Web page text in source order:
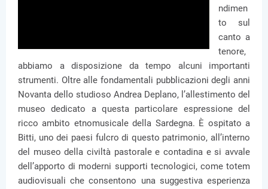
ndimen
to sul
canto a
tenore,
abbiamo a disposizione da tempo alcuni importanti
strumenti. Oltre alle fondamentali pubblicazioni degli anni
Novanta dello studioso Andrea Deplano, l’allestimento del
museo dedicato a questa particolare espressione del
ricco ambito etnomusicale della Sardegna. È ospitato a
Bitti, uno dei paesi fulcro di questo patrimonio, all’interno
del museo della civiltà pastorale e contadina e si avvale
dell’apporto di moderni supporti tecnologici, come totem
audiovisuali che consentono una suggestiva esperienza